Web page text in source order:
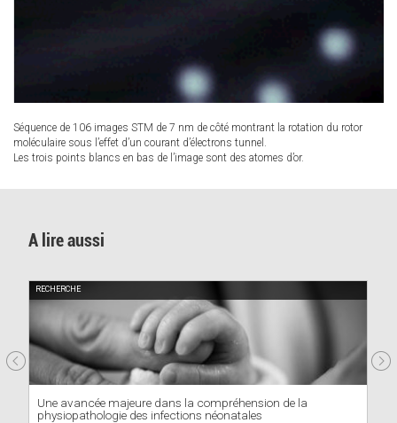
Séquence de 106 images STM de 7 nm de côté montrant la rotation du rotor
moléculaire sous l’effet d’un courant d’électrons tunnel.
Les trois points blancs en bas de l’image sont des atomes d’or.
A lire aussi
RECHERCHE
Une avancée majeure dans la compréhension de la
physiopathologie des infections néonatales